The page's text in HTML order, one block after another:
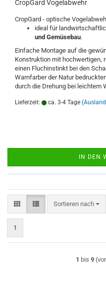
CropGard Vogelabwehr
CropGard - optische
ideal für
und Gemüsebau.
Einfache Montage auf die
Konstruktion mit hochwertigen,
einen Fluchinstinkt bei den
Warnfarber der Natur
durch die Drehung bei leichtem
Lieferzeit: ca. 3-4 Tage
IN DEN
Sortieren nach
Sortieren nach
1
1 bis 9